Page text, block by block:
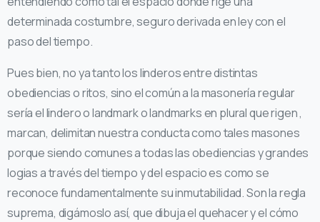
determinada costumbre, seguro derivada en ley con el
paso del tiempo.
Pues bien, no ya tanto los linderos entre distintas
obediencias o ritos, sino el común a la masonería regular
sería el lindero o landmark o landmarks en plural que rigen ,
marcan, delimitan nuestra conducta como tales masones
porque siendo comunes a todas las obediencias y grandes
logias a través del tiempo y del espacio es como se
reconoce fundamentalmente su inmutabilidad. Son la regla
suprema, digámoslo así, que dibuja el quehacer y el cómo